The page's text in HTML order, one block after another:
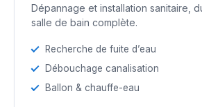
Dépannage et installation sanitaire,
salle de bain complète.
Recherche de fuite d’eau
Débouchage canalisation
Ballon & chauffe-eau